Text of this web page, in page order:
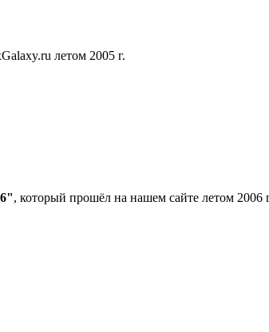
летом 2005 г.
, который прошёл на нашем сайте летом 2006